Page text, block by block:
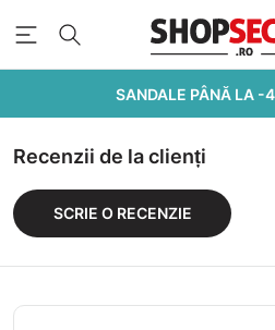
SANDALE PÂNĂ LA -
Recenzii de la clienți
SCRIE O RECENZIE